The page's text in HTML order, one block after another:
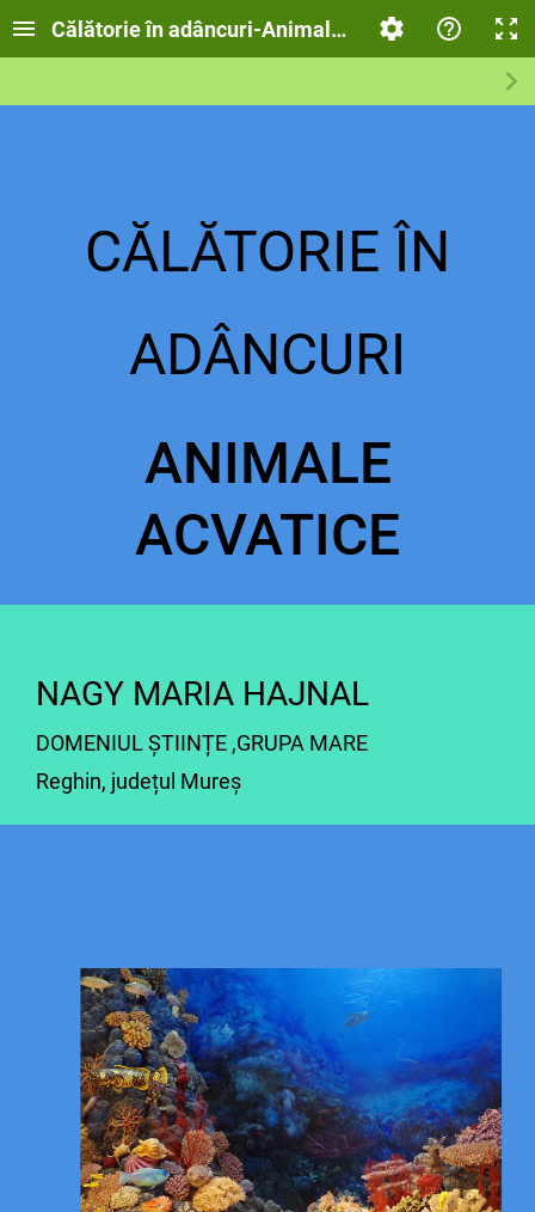
Călătorie în adâncuri-Animale acvatice
CĂLĂTORIE ÎN
ADÂNCURI
ANIMALE
ACVATICE
NAGY MARIA HAJNAL
DOMENIUL ȘTIINȚE ,GRUPA MARE
Reghin, județul Mureș